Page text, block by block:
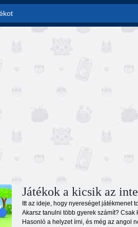
Játékok a kicsik az
Itt az ideje, hogy nyereséget játékmenet
Akarsz tanulni több gyerek számít?
Hasonló a helyzet írni, és még az angol